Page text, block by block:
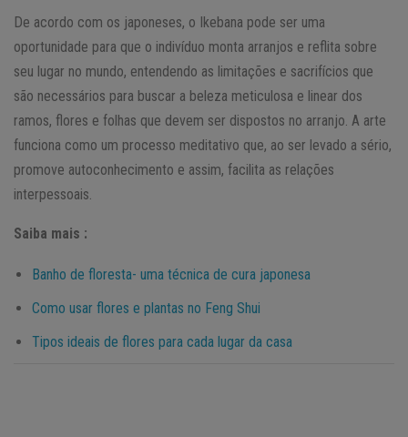
De acordo com os japoneses, o Ikebana pode ser uma
oportunidade para que o indivíduo monta arranjos e reflita sobre
seu lugar no mundo, entendendo as limitações e sacrifícios que
são necessários para buscar a beleza meticulosa e linear dos
ramos, flores e folhas que devem ser dispostos no arranjo. A arte
funciona como um processo meditativo que, ao ser levado a sério,
promove autoconhecimento e assim, facilita as relações
interpessoais.
Saiba mais :
Banho de floresta- uma técnica de cura japonesa
Como usar flores e plantas no Feng Shui
Tipos ideais de flores para cada lugar da casa